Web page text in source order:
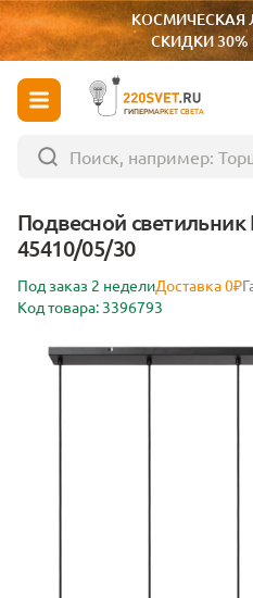
КОСМИЧЕСКАЯ
СКИДКИ 30%
ГИПЕРМАРКЕТ СВЕТА
Подвесной светильник
45410/05/30
Под заказ 2 неделиДоставка 0₽
Код товара: 3396793